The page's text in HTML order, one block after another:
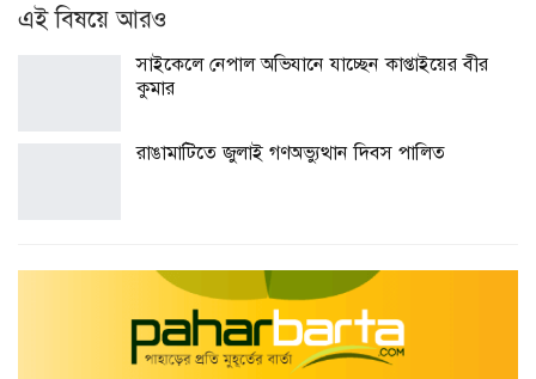
এই বিষয়ে আরও
সাইকেলে নেপাল অভিযানে যাচ্ছেন কাপ্তাইয়ের বীর
কুমার
রাঙামাটিতে জুলাই গণঅভ্যুত্থান দিবস পালিত